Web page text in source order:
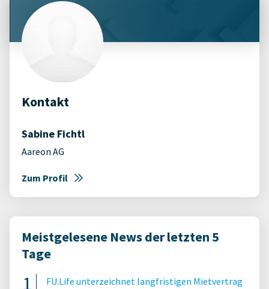
Kontakt
Sabine Fichtl
Aareon AG
Zum Profil
Meistgelesene News der letzten 5
Tage
FU.Life unterzeichnet langfristigen Mietvertrag